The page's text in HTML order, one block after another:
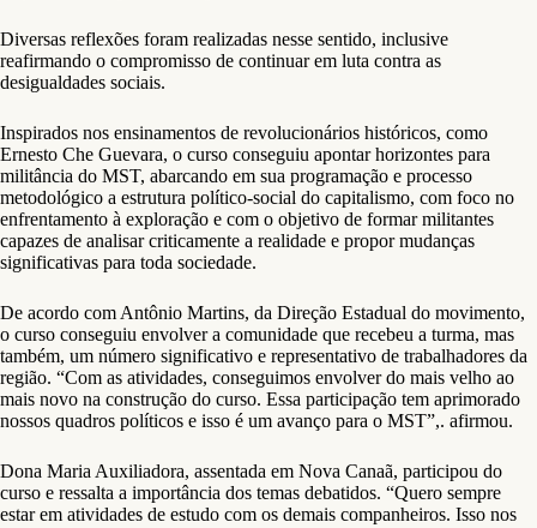
Diversas reflexões foram realizadas nesse sentido, inclusive
reafirmando o compromisso de continuar em luta contra as
desigualdades sociais.
Inspirados nos ensinamentos de revolucionários históricos, como
Ernesto Che Guevara, o curso conseguiu apontar horizontes para
militância do MST, abarcando em sua programação e processo
metodológico a estrutura político-social do capitalismo, com foco no
enfrentamento à exploração e com o objetivo de formar militantes
capazes de analisar criticamente a realidade e propor mudanças
significativas para toda sociedade.
De acordo com Antônio Martins, da Direção Estadual do movimento,
o curso conseguiu envolver a comunidade que recebeu a turma, mas
também, um número significativo e representativo de trabalhadores da
região. “Com as atividades, conseguimos envolver do mais velho ao
mais novo na construção do curso. Essa participação tem aprimorado
nossos quadros políticos e isso é um avanço para o MST”,. afirmou.
Dona Maria Auxiliadora, assentada em Nova Canaã, participou do
curso e ressalta a importância dos temas debatidos. “Quero sempre
estar em atividades de estudo com os demais companheiros. Isso nos